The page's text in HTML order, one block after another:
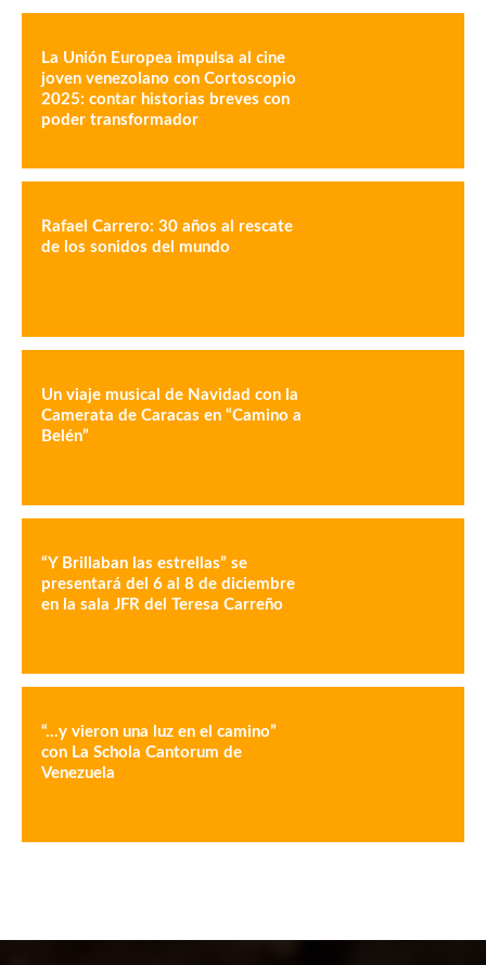
La Unión Europea impulsa al cine
joven venezolano con Cortoscopio
2025: contar historias breves con
poder transformador
Rafael Carrero: 30 años al rescate
de los sonidos del mundo
Un viaje musical de Navidad con la
Camerata de Caracas en “Camino a
Belén”
“Y Brillaban las estrellas” se
presentará del 6 al 8 de diciembre
en la sala JFR del Teresa Carreño
“…y vieron una luz en el camino”
con La Schola Cantorum de
Venezuela